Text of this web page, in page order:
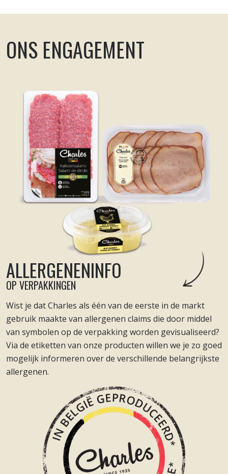
ONS ENGAGEMENT
ALLERGENENINFO
OP VERPAKKINGEN
Wist je dat Charles als één van de eerste in de markt
gebruik maakte van allergenen claims die door middel
van symbolen op de verpakking worden gevisualiseerd?
Via de etiketten van onze producten willen we je zo goed
mogelijk informeren over de verschillende belangrijkste
allergenen.